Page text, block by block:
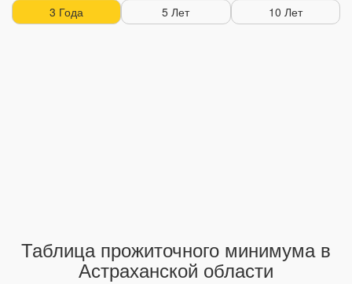
3 Года 5 Лет 10 Лет
Таблица прожиточного минимума в
Астраханской области